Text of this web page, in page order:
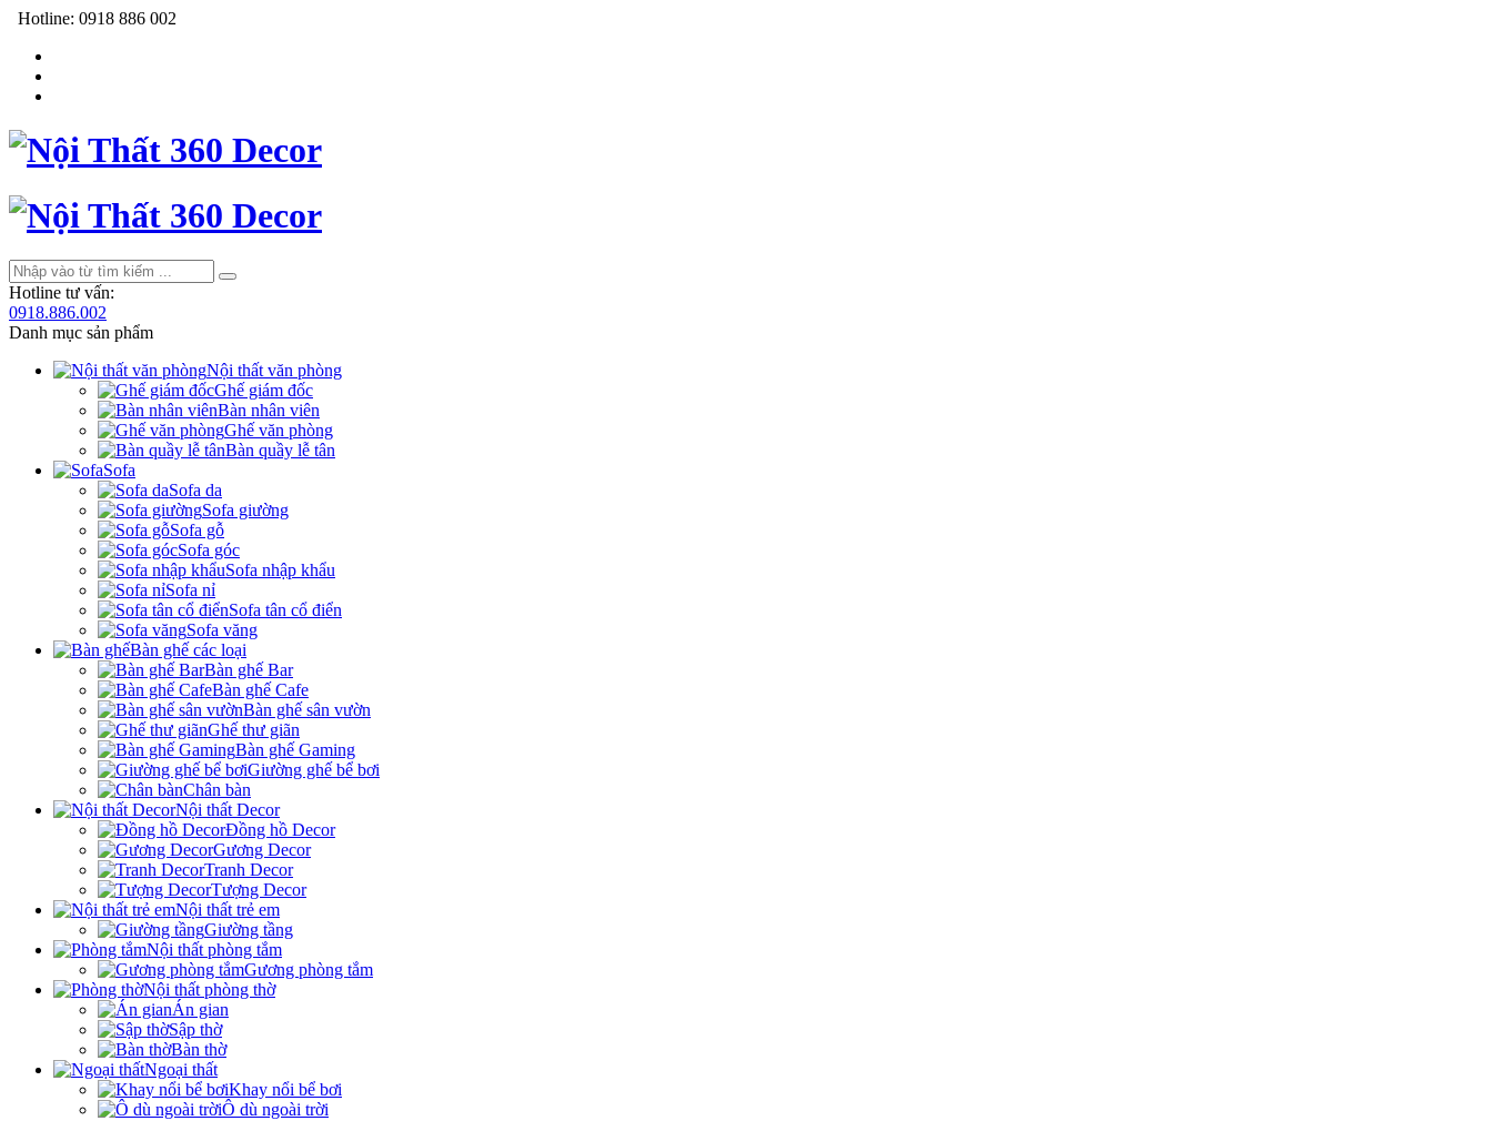
Hotline: 0918 886 002
Hotline tư vấn:
0918.886.002
Danh mục sản phẩm
Nội thất văn phòng
Ghế giám đốc
Bàn nhân viên
Ghế văn phòng
Bàn quầy lễ tân
Sofa
Sofa da
Sofa giường
Sofa gỗ
Sofa góc
Sofa nhập khẩu
Sofa nỉ
Sofa tân cổ điển
Sofa văng
Bàn ghế các loại
Bàn ghế Bar
Bàn ghế Cafe
Bàn ghế sân vườn
Ghế thư giãn
Bàn ghế Gaming
Giường ghế bể bơi
Chân bàn
Nội thất Decor
Đồng hồ Decor
Gương Decor
Tranh Decor
Tượng Decor
Nội thất trẻ em
Giường tầng
Nội thất phòng tắm
Gương phòng tắm
Nội thất phòng thờ
Án gian
Sập thờ
Bàn thờ
Ngoại thất
Khay nổi bể bơi
Ô dù ngoài trời